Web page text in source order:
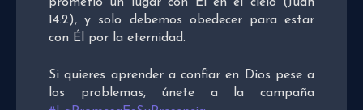
14:2), y solo debemos obedecer para estar
con Él por la eternidad.
Si quieres aprender a confiar en Dios pese a
los problemas, únete a la campaña